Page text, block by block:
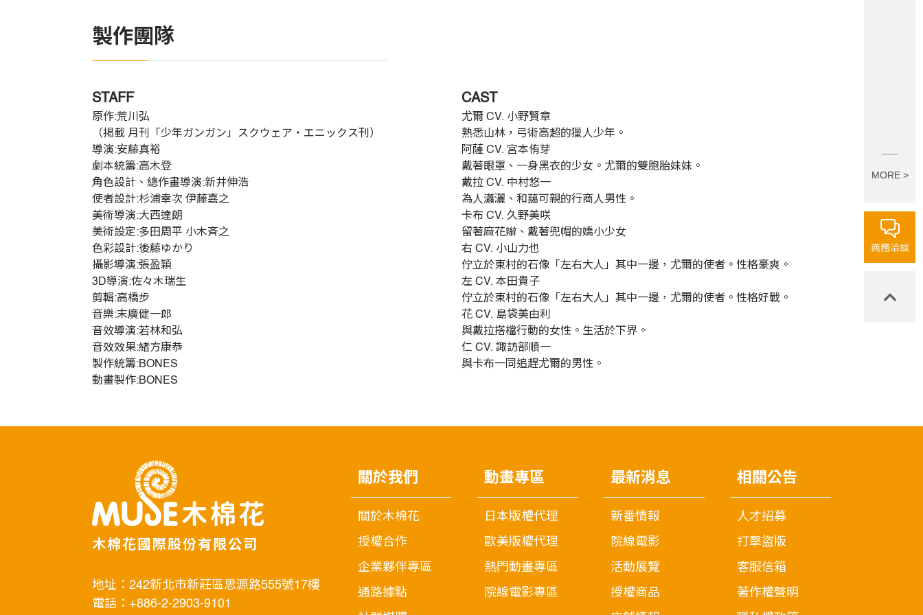
製作團隊
STAFF
原作:荒川弘
（掲載 月刊「少年ガンガン」スクウェア・エニックス刊）
導演:安藤真裕
劇本統籌:高木登
角色設計、總作畫導演:新井伸浩
使者設計:杉浦幸次 伊藤嘉之
美術導演:大西達朗
美術設定:多田周平 小木斉之
色彩設計:後藤ゆかり
攝影導演:張盈穎
3D導演:佐々木瑞生
剪輯:高橋步
音樂:末廣健一郎
音效導演:若林和弘
音效效果:緒方康恭
製作統籌:BONES
動畫製作:BONES
CAST
尤爾 CV. 小野賢章
熟悉山林，弓術高超的獵人少年。
阿薩 CV. 宮本侑芽
戴著眼罩、一身黑衣的少女。尤爾的雙胞胎妹妹。
戴拉 CV. 中村悠一
為人瀟灑、和藹可親的行商人男性。
卡布 CV. 久野美咲
留著麻花辮、戴著兜帽的嬌小少女
右 CV. 小山力也
佇立於東村的石像「左右大人」其中一邊，尤爾的使者。性格豪爽。
左 CV. 本田貴子
佇立於東村的石像「左右大人」其中一邊，尤爾的使者。性格好戰。
花 CV. 島袋美由利
與戴拉搭檔行動的女性。生活於下界。
仁 CV. 諏訪部順一
與卡布一同追趕尤爾的男性。
木棉花國際股份有限公司
地址：242新北市新莊區思源路555號17樓
電話：+886-2-2903-9101
關於我們
關於木棉花
授權合作
企業夥伴專區
通路據點
動畫專區
日本版權代理
歐美版權代理
熱門動畫專區
院線電影專區
最新消息
新番情報
院線電影
活動展覽
授權商品
相關公告
人才招募
打擊盜版
客服信箱
著作權聲明
MORE >
商務洽談